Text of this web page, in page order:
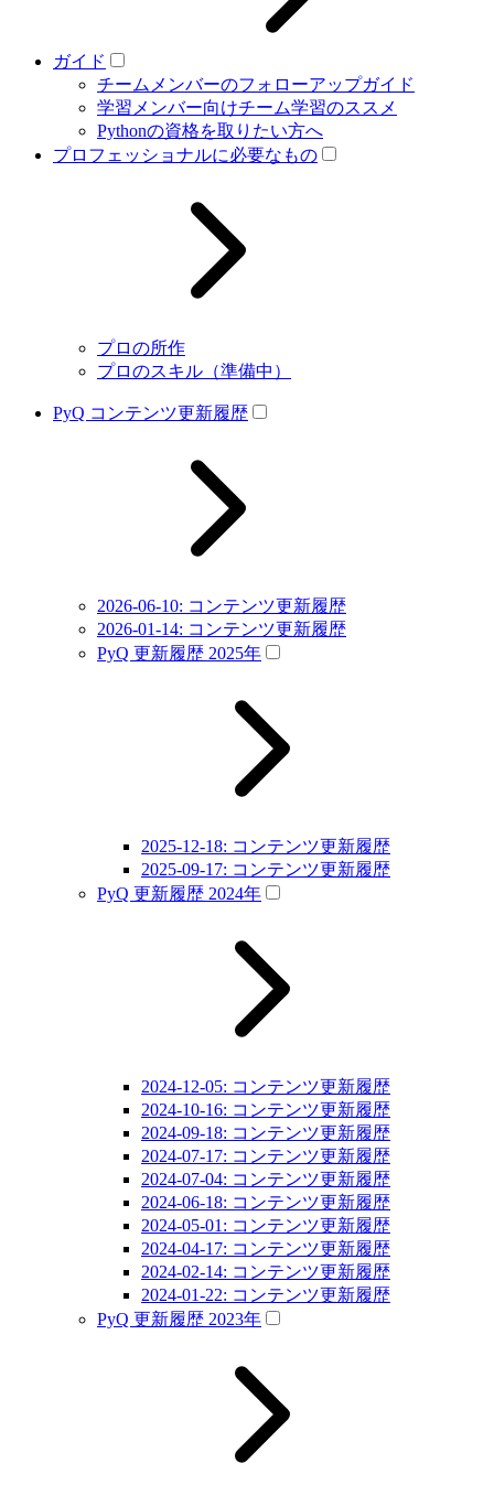
ガイド
チームメンバーのフォローアップガイド
学習メンバー向けチーム学習のススメ
Pythonの資格を取りたい方へ
プロフェッショナルに必要なもの
プロの所作
プロのスキル（準備中）
PyQ コンテンツ更新履歴
2026-06-10: コンテンツ更新履歴
2026-01-14: コンテンツ更新履歴
PyQ 更新履歴 2025年
2025-12-18: コンテンツ更新履歴
2025-09-17: コンテンツ更新履歴
PyQ 更新履歴 2024年
2024-12-05: コンテンツ更新履歴
2024-10-16: コンテンツ更新履歴
2024-09-18: コンテンツ更新履歴
2024-07-17: コンテンツ更新履歴
2024-07-04: コンテンツ更新履歴
2024-06-18: コンテンツ更新履歴
2024-05-01: コンテンツ更新履歴
2024-04-17: コンテンツ更新履歴
2024-02-14: コンテンツ更新履歴
2024-01-22: コンテンツ更新履歴
PyQ 更新履歴 2023年